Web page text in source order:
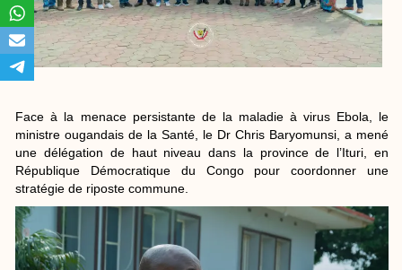
Face à la menace persistante de la maladie à virus Ebola, le
ministre ougandais de la Santé, le Dr Chris Baryomunsi, a mené
une délégation de haut niveau dans la province de l’Ituri, en
République Démocratique du Congo pour coordonner une
stratégie de riposte commune.